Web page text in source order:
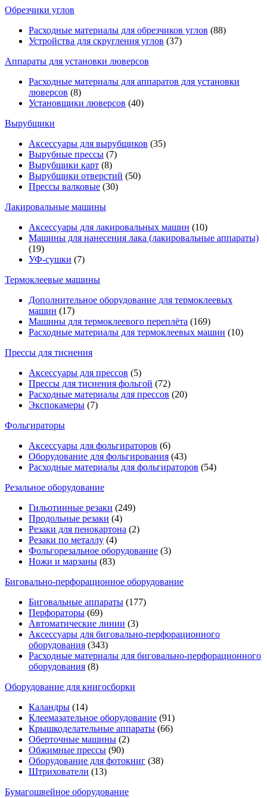
Обрезчики углов
Расходные материалы для обрезчиков углов (88)
Устройства для скругления углов (37)
Аппараты для установки люверсов
Расходные материалы для аппаратов для установки
люверсов (8)
Установщики люверсов (40)
Вырубщики
Аксессуары для вырубщиков (35)
Вырубные прессы (7)
Вырубщики карт (8)
Вырубщики отверстий (50)
Прессы валковые (30)
Лакировальные машины
Аксессуары для лакировальных машин (10)
Машины для нанесения лака (лакировальные аппараты)
(19)
УФ-сушки (7)
Термоклеевые машины
Дополнительное оборудование для термоклеевых
машин (17)
Машины для термоклеевого переплёта (169)
Расходные материалы для термоклеевых машин (10)
Прессы для тиснения
Аксессуары для прессов (5)
Прессы для тиснения фольгой (72)
Расходные материалы для прессов (20)
Экспокамеры (7)
Фольгираторы
Аксессуары для фольгираторов (6)
Оборудование для фольгирования (43)
Расходные материалы для фольгираторов (54)
Резальное оборудование
Гильотинные резаки (249)
Продольные резаки (4)
Резаки для пенокартона (2)
Резаки по металлу (4)
Фольгорезальное оборудование (3)
Ножи и марзаны (83)
Биговально-перфорационное оборудование
Биговальные аппараты (177)
Перфораторы (69)
Автоматические линии (3)
Аксессуары для биговально-перфорационного
оборудования (343)
Расходные материалы для биговально-перфорационного
оборудования (8)
Оборудование для книгосборки
Каландры (14)
Клеемазательное оборудование (91)
Крышкоделательные аппараты (66)
Оберточные машины (2)
Обжимные прессы (90)
Оборудование для фотокниг (38)
Штрихователи (13)
Бумагошвейное оборудование